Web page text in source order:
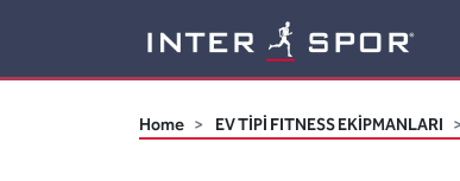
Home EV TİPİ FITNESS EKİPMANLARI